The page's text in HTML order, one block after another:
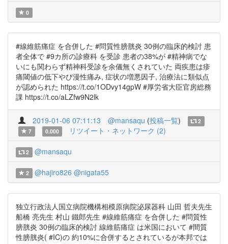
0
#線維筋痛症 を合併した #問質性膀胱炎 30例の臨床的検討 患
者全体で #9カ所の診療科 を受診 患者の38%が #精神病でな
いにも関わらず精神科受診を余儀無くされていた 両疾患は疹
痛閾値の低下やび漫性痛み, 症状の増悪因子, 治療法に類似点
が認められた https://t.co/1ODvy14gpW #厚労省大臣官房総務
課 https://t.co/aLZfw9N2lk
2019-01-06 07:11:13 @mansaqu (投稿一覧)
2
7
0.000 リツイート・ネットワーク (2)
2 @mansaqu
2 @hajiro826 @nigata55
独立行政法人国立病院機構相模原病院泌尿器科 山田 哲夫先生
船橋 亮先生 村山 鐵郎先生 #線維筋痛症 を合併した #問質性
膀胱炎 30例の臨床的検討 線維筋痛症 は米国において #間質
性膀胱炎( #IC)の 約10%に合併するとされているが本邦では